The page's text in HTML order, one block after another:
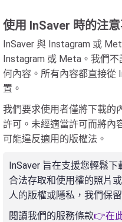
使用 InSaver 時的注
InSaver 與 Instagram 或
Instagram 或 Meta。我們
何內容。所有內容都直接從
置。
我們要求使用者僅將下載的
許可。未經適當許可而將內
可能違反適用的版權法。
InSaver 旨在支援您輕鬆
合法存取和使用權的照片
人的版權或隱私，我們保
閱讀我們的服務條款👉在